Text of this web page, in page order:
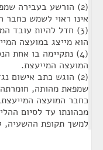
(2) הורשע בעבירה
אינו ראוי לשמש כחבר
(3) חדל להיות עובד
הוא מייצג במועצה
(4) נתקיימה בו אחת
המועצה המייעצת.
(2) הוגש כתב אישום
שמפאת מהותה, חומרתה
כחבר המועצה
מכהונתו עד לסיום
למשך תקופת ההשעיה, לפי